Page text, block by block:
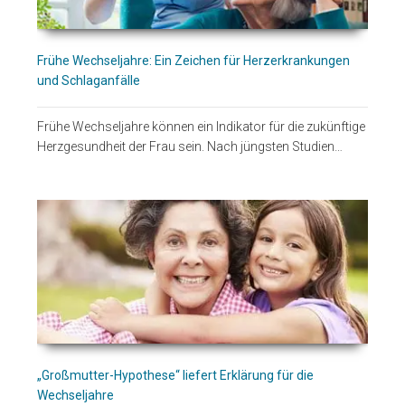
Frühe Wechseljahre: Ein Zeichen für Herzerkrankungen
und Schlaganfälle
Frühe Wechseljahre können ein Indikator für die zukünftige
Herzgesundheit der Frau sein. Nach jüngsten Studien…
„Großmutter-Hypothese“ liefert Erklärung für die
Wechseljahre